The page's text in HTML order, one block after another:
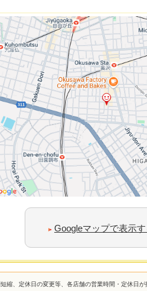
Googleマップで表示
縮、定休日の変更等、各店舗の営業時間・定休日